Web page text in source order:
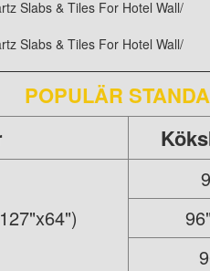
POPULÄR